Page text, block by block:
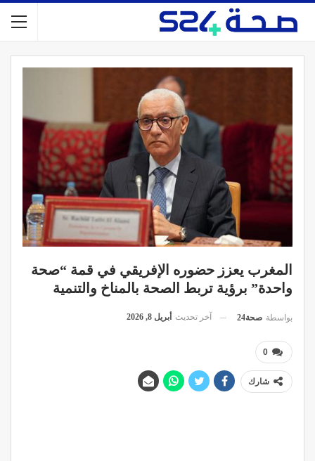
المغرب يعزز حضوره الإفريقي في قمة “صحة
واحدة” برؤية تربط الصحة بالمناخ والتنمية
بواسطة صحة24 آخر تحديث أبريل 8, 2026
0
شارك